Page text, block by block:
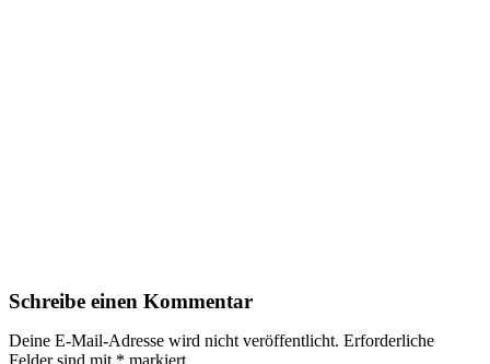
Schreibe einen Kommentar
Deine E-Mail-Adresse wird nicht veröffentlicht. Erforderliche
Felder sind mit * markiert